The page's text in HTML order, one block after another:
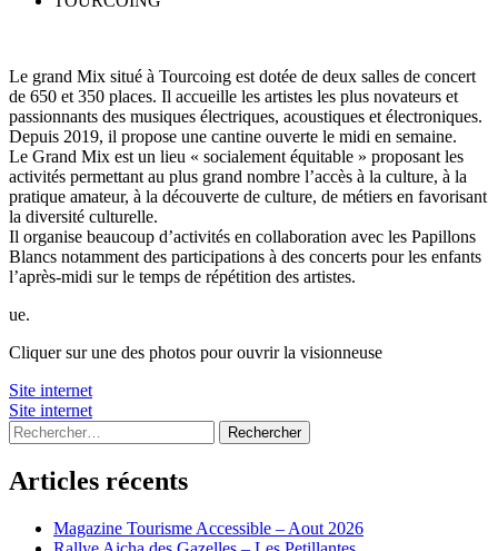
Le grand Mix situé à Tourcoing est dotée de deux salles de concert
de 650 et 350 places. Il accueille les artistes les plus novateurs et
passionnants des musiques électriques, acoustiques et électroniques.
Depuis 2019, il propose une cantine ouverte le midi en semaine.
Le Grand Mix est un lieu « socialement équitable » proposant les
activités permettant au plus grand nombre l’accès à la culture, à la
pratique amateur, à la découverte de culture, de métiers en favorisant
la diversité culturelle.
Il organise beaucoup d’activités en collaboration avec les Papillons
Blancs notamment des participations à des concerts pour les enfants
l’après-midi sur le temps de répétition des artistes.
ue.
Cliquer sur une des photos pour ouvrir la visionneuse
Site internet
Site internet
Rechercher :
Articles récents
Magazine Tourisme Accessible – Aout 2026